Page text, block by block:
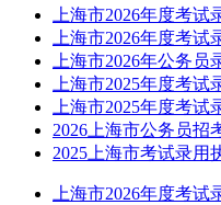
上海市2026年度考
上海市2026年度考
上海市2026年公务
上海市2025年度考
上海市2025年度考
2026上海市公务员招
2025上海市考试录用
上海市2026年度考